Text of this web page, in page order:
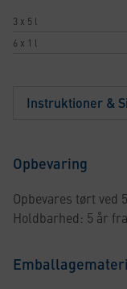
3 x 5 l
6 x 1 l
Instruktioner &
Opbevaring
Opbevares tørt ved
Holdbarhed: 5 år